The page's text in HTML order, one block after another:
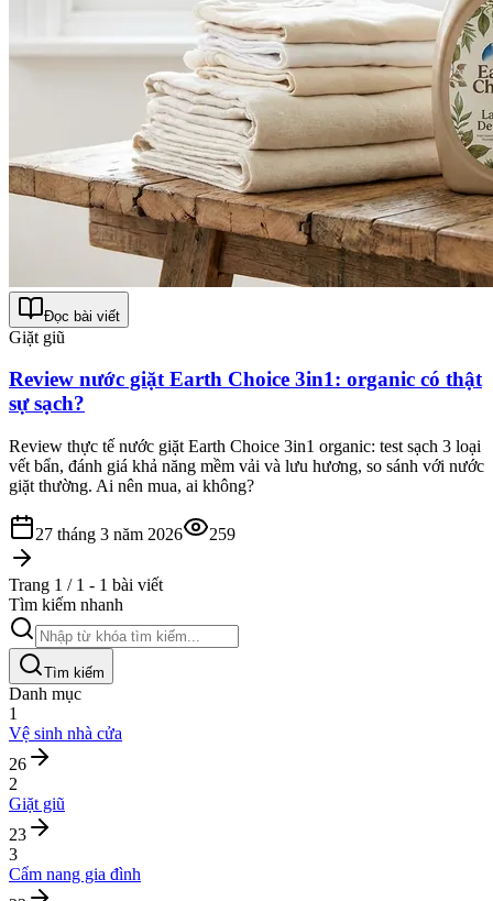
Đọc bài viết
Giặt giũ
Review nước giặt Earth Choice 3in1: organic có thật
sự sạch?
Review thực tế nước giặt Earth Choice 3in1 organic: test sạch 3 loại
vết bẩn, đánh giá khả năng mềm vải và lưu hương, so sánh với nước
giặt thường. Ai nên mua, ai không?
27 tháng 3 năm 2026 259
Trang 1 / 1 - 1 bài viết
Tìm kiếm nhanh
Tìm kiếm
Danh mục
1
Vệ sinh nhà cửa
26
2
Giặt giũ
23
3
Cẩm nang gia đình